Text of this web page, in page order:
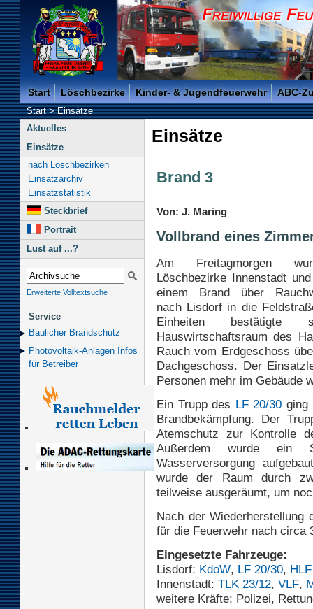
Freiwillige Feuerwehr der Kreisstadt Saarlouis -
Start Löschbezirke Kinder- & Jugendfeuerwehr ABC-
Start>Einsätze
Aktuelles
Einsätze
nach Löschbezirken
Einsatzarchiv
Einsatzstatistik
Steckbrief
Portrait
Lust auf ...?
Erweiterte Volltextsuche
Service
Baulicher Brand­schutz
Photovoltaik-Anlagen Infos
für Betreiber
Einsätze
Brand 3
Von: J. Maring
Vollbrand eines
Am Freitagmorgen
Löschbezirke Innenstadt
einem Brand über
nach Lisdorf in die
Einheiten
Hauswirtschaftsraum des
Rauch vom Erdgeschoss
Dachgeschoss. Der
Personen mehr im Gebäude
Ein Trupp des LF 20/30 ging
Brandbekämpfung. Der
Atemschutz zur Kontrolle
Außerdem wurde ein
Wasserversorgung
wurde der Raum durch
teilweise ausgeräumt, um
Nach der Wiederherstellung
für die Feuerwehr nach circa
Eingesetzte Fahrzeuge:
Lisdorf: KdoW, LF 20/30,
Innenstadt: TLK 23/12, VLF,
weitere Kräfte: Polizei,